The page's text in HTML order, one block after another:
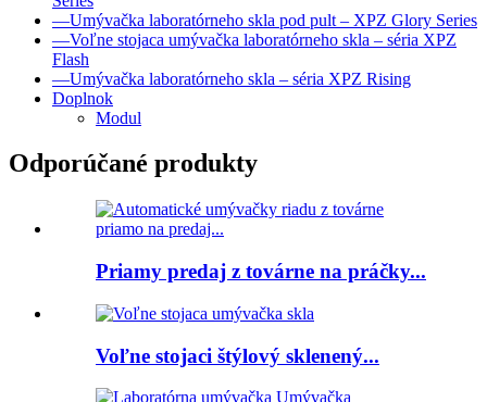
—Umývačka laboratórneho skla pod pult – XPZ Glory Series
—Voľne stojaca umývačka laboratórneho skla – séria XPZ
Flash
—Umývačka laboratórneho skla – séria XPZ Rising
Doplnok
Modul
Odporúčané produkty
Priamy predaj z továrne na práčky...
Voľne stojaci štýlový sklenený...